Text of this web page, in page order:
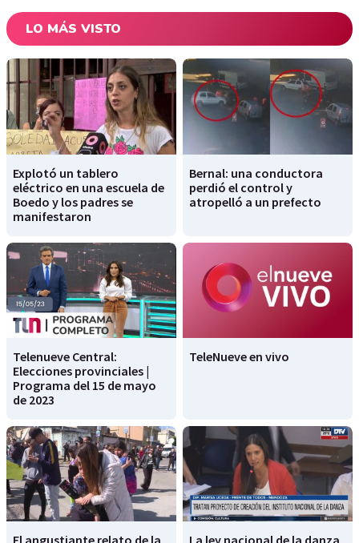
LO MÁS VISTO
Explotó un tablero
eléctrico en una escuela de
Boedo y los padres se
manifestaron
Bernal: una conductora
perdió el control y
atropelló a un prefecto
Telenueve Central:
Elecciones provinciales |
Programa del 15 de mayo
de 2023
TeleNueve en vivo